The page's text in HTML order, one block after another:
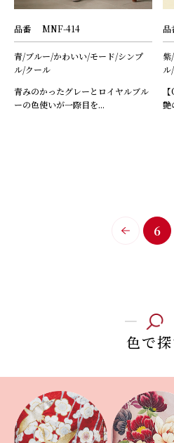
品番 MNF-414
青/ブルー/かわいい/モード/シンプ
ル/クール
青みのかったグレーとロイヤルブル
ーの色使いが一際目を...
品
紫
ル
艶
6
色で